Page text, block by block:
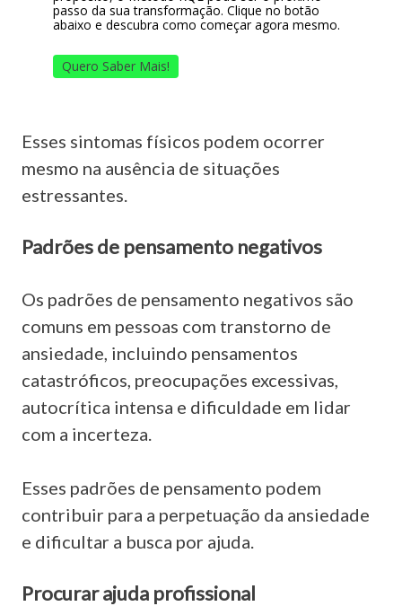
passo da sua transformação. Clique no botão
abaixo e descubra como começar agora mesmo.
Quero Saber Mais!
Esses sintomas físicos podem ocorrer
mesmo na ausência de situações
estressantes.
Padrões de pensamento negativos
Os padrões de pensamento negativos são
comuns em pessoas com transtorno de
ansiedade, incluindo pensamentos
catastróficos, preocupações excessivas,
autocrítica intensa e dificuldade em lidar
com a incerteza.
Esses padrões de pensamento podem
contribuir para a perpetuação da ansiedade
e dificultar a busca por ajuda.
Procurar ajuda profissional